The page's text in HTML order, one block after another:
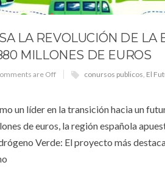
LA REVOLUCIÓN DE LA
MILLONES DE EUROS
are Off conursos publicos, El
un líder en la transición hacia un
de euros, la región española
Verde: El proyecto más